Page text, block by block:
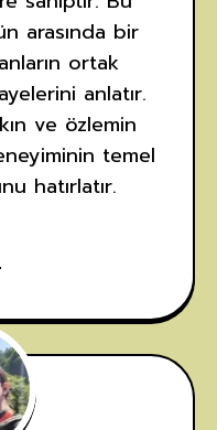
arasında bir
ortak
anlatır.
ve özlemin
temel
hatırlatır.